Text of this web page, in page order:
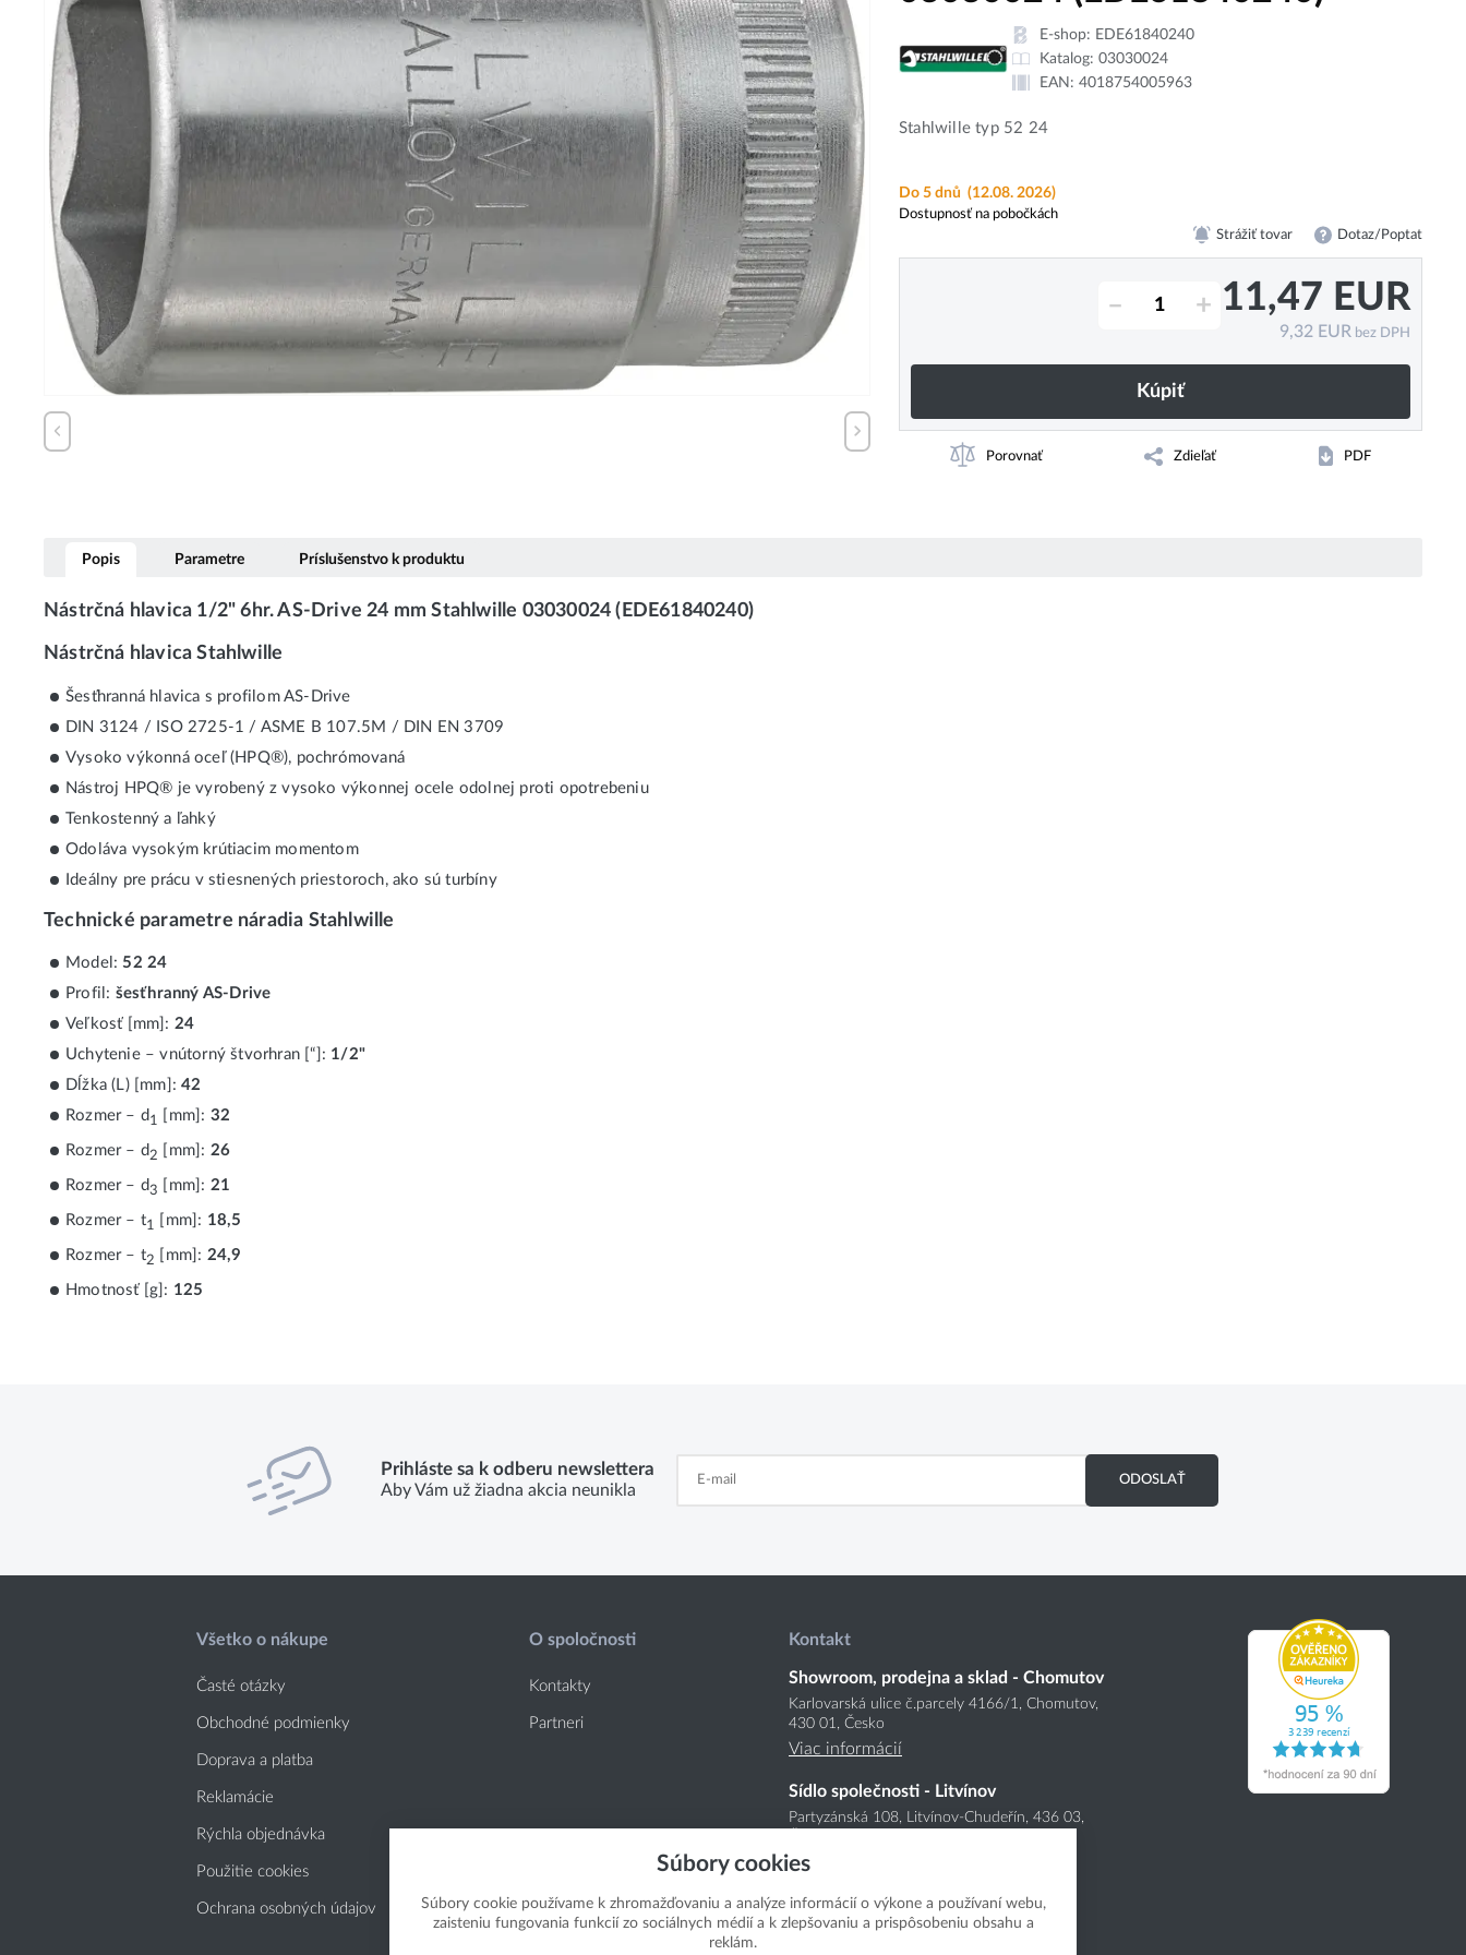
E-shop: EDE61840240
Katalog: 03030024
EAN: 4018754005963
Stahlwille typ 52 24
Do 5 dnů (12.08. 2026)
Dostupnosť na pobočkách
Strážiť tovar Dotaz/Poptat
– + 11,47 EUR
9,32 EUR bez DPH
Kúpiť
Porovnať Zdieľať PDF
Popis Parametre Príslušenstvo k produktu
Nástrčná hlavica 1/2" 6hr. AS-Drive 24 mm Stahlwille 03030024 (EDE61840240)
Nástrčná hlavica Stahlwille
Šesťhranná hlavica s profilom AS-Drive
DIN 3124 / ISO 2725-1 / ASME B 107.5M / DIN EN 3709
Vysoko výkonná oceľ (HPQ®), pochrómovaná
Nástroj HPQ® je vyrobený z vysoko výkonnej ocele odolnej proti opotrebeniu
Tenkostenný a ľahký
Odoláva vysokým krútiacim momentom
Ideálny pre prácu v stiesnených priestoroch, ako sú turbíny
Technické parametre náradia Stahlwille
Model:52 24
Profil: šesťhranný AS-Drive
Veľkosť [mm]: 24
Uchytenie – vnútorný štvorhran [“]: 1/2"
Dĺžka (L) [mm]:42
Rozmer – d1 [mm]: 32
Rozmer – d2 [mm]: 26
Rozmer – d3 [mm]: 21
Rozmer – t1 [mm]: 18,5
Rozmer – t2 [mm]: 24,9
Hmotnosť [g]: 125
Prihláste sa k odberu newslettera
Aby Vám už žiadna akcia neunikla
ODOSLAŤ
Všetko o nákupe
Časté otázky
Obchodné podmienky
Doprava a platba
Reklamácie
Rýchla objednávka
Použitie cookies
Ochrana osobných údajov
O spoločnosti
Kontakty
Partneri
Kontakt
Showroom, prodejna a sklad - Chomutov
Karlovarská ulice č.parcely 4166/1, Chomutov,
430 01, Česko
Viac informácií
Sídlo společnosti - Litvínov
Partyzánská 108, Litvínov-Chudeřín, 436 03,
Viac informácií
Súbory cookies
Súbory cookie používame k zhromažďovaniu a analýze informácií o výkone a používaní webu,
zaisteniu fungovania funkcií zo sociálnych médií a k zlepšovaniu a prispôsobeniu obsahu a
reklám.